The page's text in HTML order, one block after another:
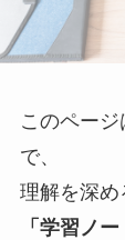
このペー
で、
理解を深め
「学習ノ